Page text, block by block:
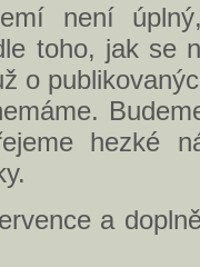
není
toho, jak se
o
hezké
a